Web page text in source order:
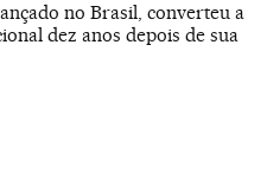
no Brasil, converteu a
dez anos depois de sua